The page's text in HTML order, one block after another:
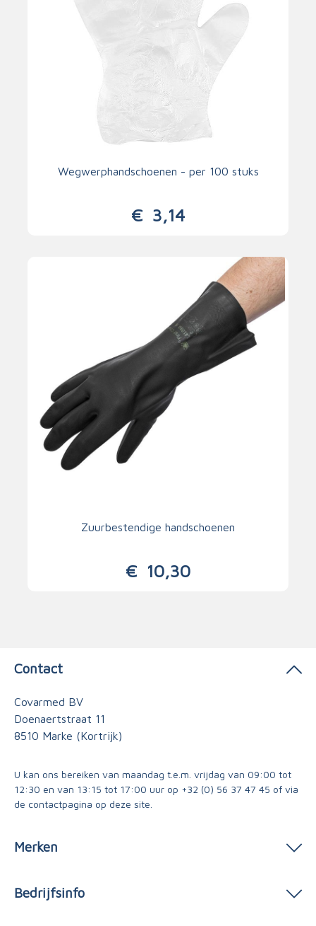
Wegwerphandschoenen - per 100 stuks
€ 3,14
Zuurbestendige handschoenen
€ 10,30
Contact
Covarmed BV
Doenaertstraat 11
8510 Marke (Kortrijk)
U kan ons bereiken van maandag t.e.m. vrijdag van 09:00 tot
12:30 en van 13:15 tot 17:00 uur op +32 (0) 56 37 47 45 of via
de contactpagina op deze site.
Merken
Bedrijfsinfo